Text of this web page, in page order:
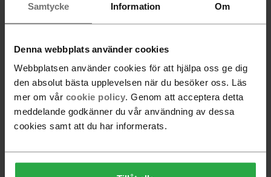
Samtycke Information Om
Denna webbplats använder cookies
Webbplatsen använder cookies för att hjälpa oss ge dig
den absolut bästa upplevelsen när du besöker oss. Läs
mer om vår cookie policy. Genom att acceptera detta
meddelande godkänner du vår användning av dessa
cookies samt att du har informerats.
lackigmenterad lasyr och bets.
Innan ny lack eller olja appliceras slipas och rengörs
lack, olja eller bets. Den nya ytbehandlingen
appliceras sedan med största noggranhet för att
skapa en jämn och slät yta. Genom att använda
högkvalitativ lack och olja samt tekniker som ger
långvarigt skydd förlänger vi möblernas livslängd
avsevärt.